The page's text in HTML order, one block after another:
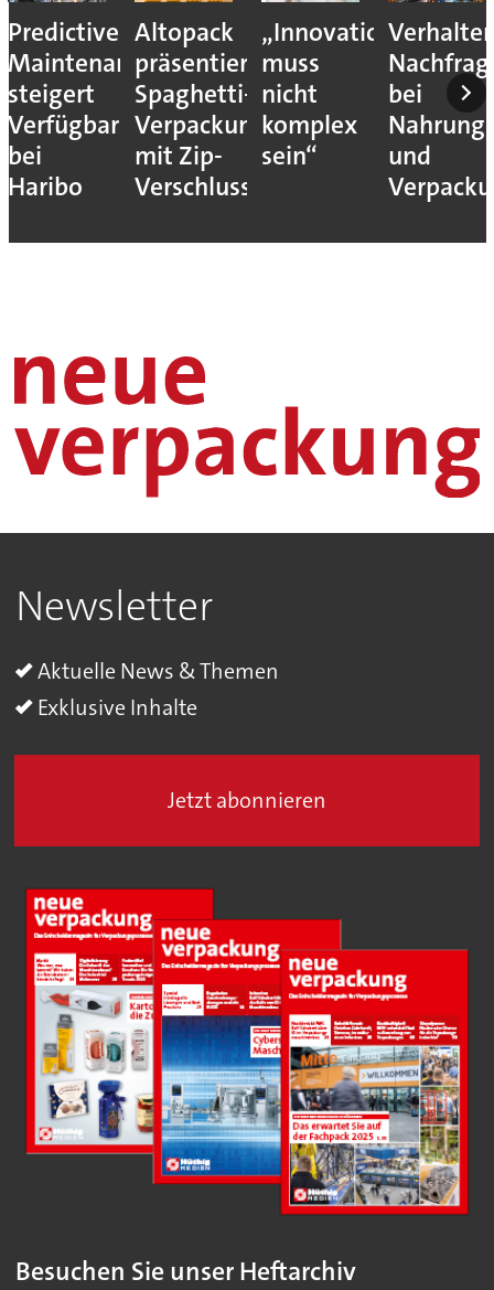
Predictive
Maintenance
steigert
Verfügbarkeit
bei
Haribo
Altopack
präsentiert
Spaghetti-
Verpackung
mit Zip-
Verschluss
„Innovation
muss
nicht
komplex
sein“
bei
und
Newsletter
Aktuelle News & Themen
Exklusive Inhalte
Jetzt abonnieren
Besuchen Sie unser Heftarchiv